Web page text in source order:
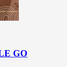
GO